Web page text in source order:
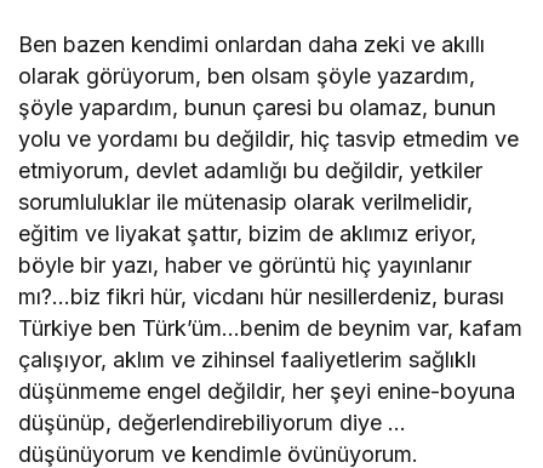
Ben bazen kendimi onlardan daha zeki ve akıllı
olarak görüyorum, ben olsam şöyle yazardım,
şöyle yapardım, bunun çaresi bu olamaz, bunun
yolu ve yordamı bu değildir, hiç tasvip etmedim ve
etmiyorum, devlet adamlığı bu değildir, yetkiler
sorumluluklar ile mütenasip olarak verilmelidir,
eğitim ve liyakat şattır, bizim de aklımız eriyor,
böyle bir yazı, haber ve görüntü hiç yayınlanır
mı?…biz fikri hür, vicdanı hür nesillerdeniz, burası
Türkiye ben Türk’üm…benim de beynim var, kafam
çalışıyor, aklım ve zihinsel faaliyetlerim sağlıklı
düşünmeme engel değildir, her şeyi enine-boyuna
düşünüp, değerlendirebiliyorum diye …
düşünüyorum ve kendimle övünüyorum.